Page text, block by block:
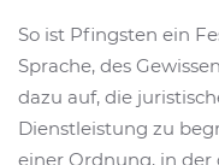
So ist Pfingsten ein
Sprache, des
dazu auf, die
Dienstleistung zu
einer Ordnung, in der